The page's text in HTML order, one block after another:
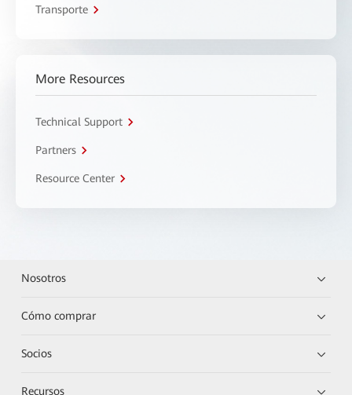
Transporte
More Resources
Technical Support
Partners
Resource Center
Nosotros
Cómo comprar
Socios
Recursos